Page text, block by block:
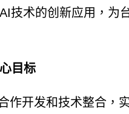
技术的创新应用，为
目标
作开发和技术整合，